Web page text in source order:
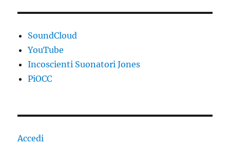
SoundCloud
YouTube
Incoscienti Suonatori Jones
PiOCC
Accedi